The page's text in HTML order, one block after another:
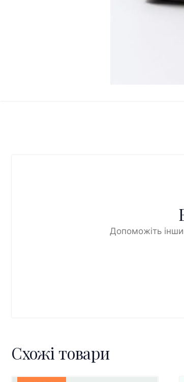
Допоможіть
Схожі товари